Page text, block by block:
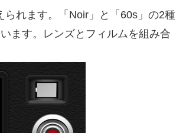
れます。「Noir」と「60s」の2種
ます。レンズとフィルムを組み合